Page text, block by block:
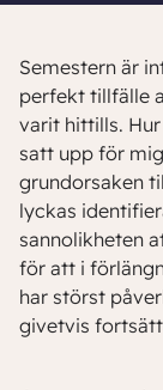
Semestern är
perfekt tillfälle
varit hittills.
satt upp för
grundorsaken
lyckas
sannolikheten
för att i
har störst
givetvis